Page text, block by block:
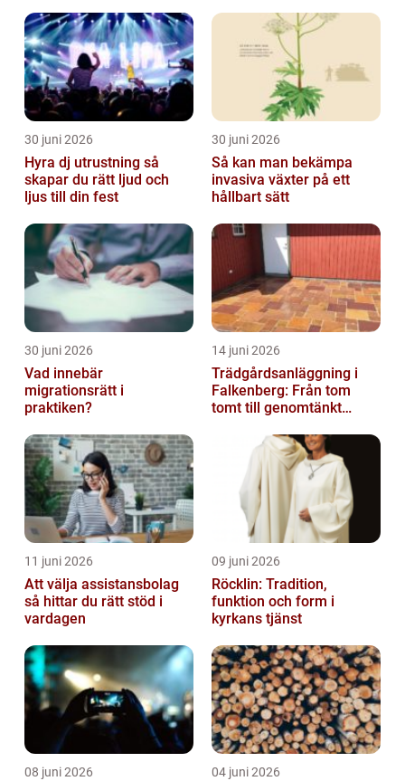
30 juni 2026
Hyra dj utrustning så
skapar du rätt ljud och
ljus till din fest
30 juni 2026
Så kan man bekämpa
invasiva växter på ett
hållbart sätt
30 juni 2026
Vad innebär
migrationsrätt i
praktiken?
14 juni 2026
Trädgårdsanläggning i
Falkenberg: Från tom
tomt till genomtänkt
11 juni 2026
Att välja assistansbolag
så hittar du rätt stöd i
vardagen
09 juni 2026
Röcklin: Tradition,
funktion och form i
kyrkans tjänst
08 juni 2026 04 juni 2026